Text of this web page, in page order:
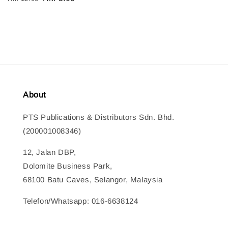
About
PTS Publications & Distributors Sdn. Bhd.
(200001008346)
12, Jalan DBP,
Dolomite Business Park,
68100 Batu Caves, Selangor, Malaysia
Telefon/Whatsapp: 016-6638124